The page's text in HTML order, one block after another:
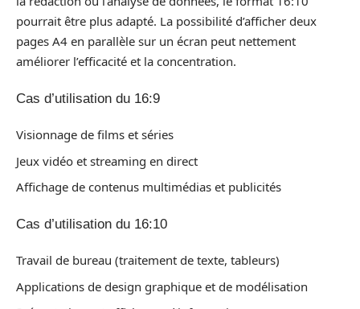
pourrait être plus adapté. La possibilité d’afficher deux
pages A4 en parallèle sur un écran peut nettement
améliorer l’efficacité et la concentration.
Cas d’utilisation du 16:9
Visionnage de films et séries
Jeux vidéo et streaming en direct
Affichage de contenus multimédias et publicités
Cas d’utilisation du 16:10
Travail de bureau (traitement de texte, tableurs)
Applications de design graphique et de modélisation